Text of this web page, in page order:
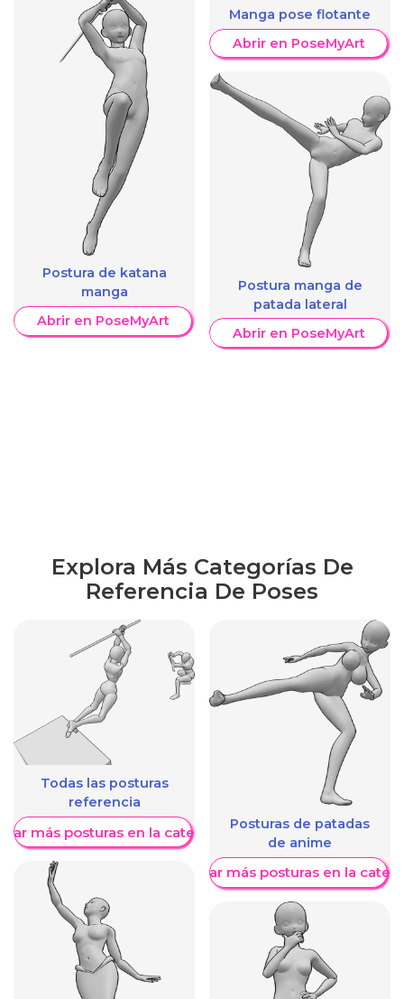
Postura de katana
manga
Abrir en PoseMyArt
Manga pose flotante
Abrir en PoseMyArt
Postura manga de
patada lateral
Abrir en PoseMyArt
Explora Más Categorías De
Referencia De Poses
Todas las posturas
referencia
más posturas en la categoría Posturas de patadas
de anime
Mostrar más posturas en la